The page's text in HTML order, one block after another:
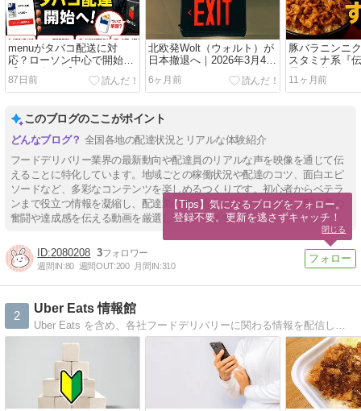
menuがタバコ配送に対
応？ローソン中心で開始か
【2026年7月】
87日前
北欧発Wolt（ウォルト）が
日本撤退へ｜2026年3月4日
でフードデリバリーサービ
ス終了
6ヶ月前
豚バラニンニ
スタミナ系『
屋』の丼ぶり
特集
11ヶ月前
このブログのここがポイント
全国各地の配達状況とリアルな体験紹介
フードデリバリー業界の最新動向や配達員のリアルな声を映像を通じて伝
えることに特化しています。地域ごとの稼働状況や配達のコツ、面白エピ
ソードなど、多彩なコンテンツを楽しめるつくりです。初心者からベテラ
ンまで役立つ情報を凝縮し、配達業の魅力をわかりやすく共有。配達員の
奮闘や達成感を伝える動画を厳選して紹介します。
2080208 3
週間IN:80 週間OUT:200 月間IN:310
2
Uber Eats 情報館
Uber Eats を含め、各社フードデリバリーに関わる情報を配信しています。筆者自身が専業配達員として活動している経験を織り交ぜながら、誰かの役に立つ内容を念頭に運営活動しています。https://takuya-blog.com/
【Tips】気になるブログをフォロー。
登録不要。更新を逃さずキャッチ！
閉じる